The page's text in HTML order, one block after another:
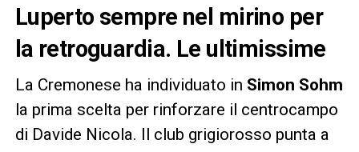
Luperto sempre nel mirino per
la retroguardia. Le ultimissime
La Cremonese ha individuato in Simon Sohm
la prima scelta per rinforzare il centrocampo
di Davide Nicola. Il club grigiorosso punta a